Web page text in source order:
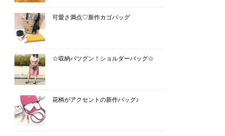
可愛さ満点♡新作カゴバッグ
☆収納バツグン！ショルダーバッグ☆
花柄がアクセントの新作バッグ♪